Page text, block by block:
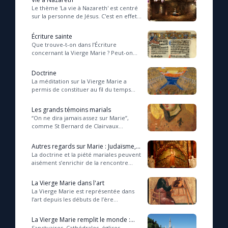
Le magazine
Le site internet
Questions-réponses
Prier au quotidien
L'Évangile chaque jour
Le thème 'La vie à Nazareth' est centré
sur la personne de Jésus. C'est en effet
déploie toute l'histoire du salut....
Écriture sainte
Que trouve-t-on dans l’Écriture
concernant la Vierge Marie ? Peut-on
quest...
Doctrine
La méditation sur la Vierge Marie a
permis de constituer au fil du temps
mariale, que l’on nomme ‘Mariologie’.
Cepe...
Les grands témoins marials
“On ne dira jamais assez sur Marie”,
comme St Bernard de Clairvaux
numquam satis »). Elle est le sommet de
la créati...
Autres regards sur Marie : Judaïsme,
Islam, ...
La doctrine et la piété mariales peuvent
aisément s’enrichir de la rencontre
avec la pensée humaine. Entre Chré...
La Vierge Marie dans l'art
La Vierge Marie est représentée dans
l’art depuis les débuts de l’ère
orthodoxe, La Vierge Marie aurait elle-
même béni...
La Vierge Marie remplit le monde :